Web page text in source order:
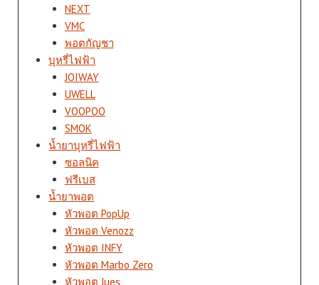
NEXT
VMC
พอตกัญชา
บุหรี่ไฟฟ้า
JOIWAY
UWELL
VOOPOO
SMOK
น้ำยาบุหรี่ไฟฟ้า
ซอลนิค
ฟรีเบส
น้ำยาพอต
หัวพอต PopUp
หัวพอต Venozz
หัวพอต INFY
หัวพอต Marbo Zero
หัวพอต Jues